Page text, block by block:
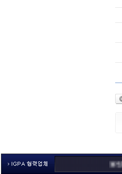
올림푸스 짐